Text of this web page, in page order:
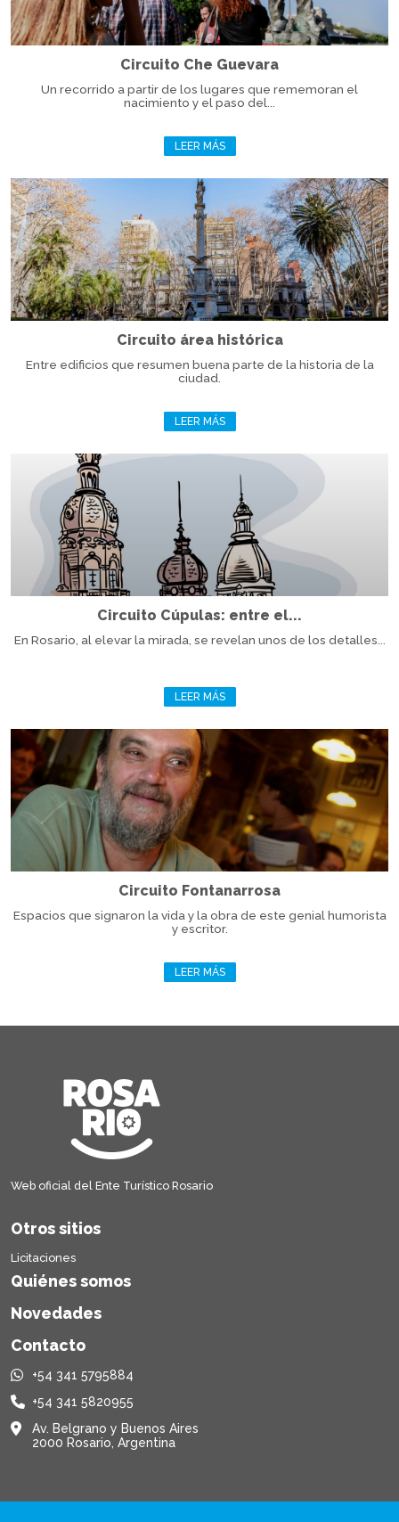
Circuito Che Guevara
Un recorrido a partir de los lugares que rememoran el
nacimiento y el paso del...
LEER MÁS
Circuito área histórica
Entre edificios que resumen buena parte de la historia de la
ciudad.
LEER MÁS
Circuito Cúpulas: entre el...
En Rosario, al elevar la mirada, se revelan unos de los detalles...
LEER MÁS
Circuito Fontanarrosa
Espacios que signaron la vida y la obra de este genial humorista
y escritor.
LEER MÁS
Web oficial del Ente Turístico Rosario
Otros sitios
Licitaciones
Quiénes somos
Novedades
Contacto
+54 341 5795884
+54 341 5820955
Av. Belgrano y Buenos Aires
2000 Rosario, Argentina